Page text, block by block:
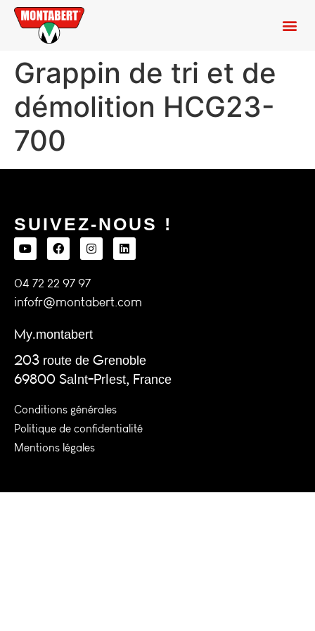
Grappin de tri et de
démolition HCG23-
700
203 route de Grenoble
69800 Saint-Priest, France
Conditions générales
Politique de confidentialité
Mentions légales
04 72 22 97 97
infofr@montabert.com
My.montabert
SUIVEZ-NOUS !